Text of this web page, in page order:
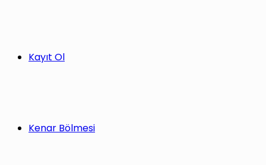
Kayıt Ol
Kenar Bölmesi